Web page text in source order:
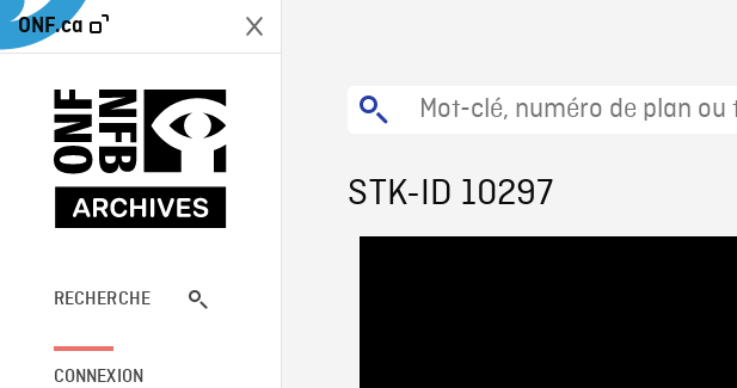
ONF.ca
RECHERCHE
CONNEXION
STK-ID 10297